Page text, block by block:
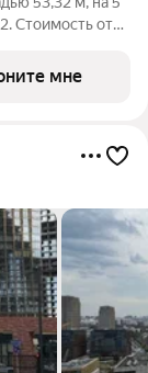
от
проектмне